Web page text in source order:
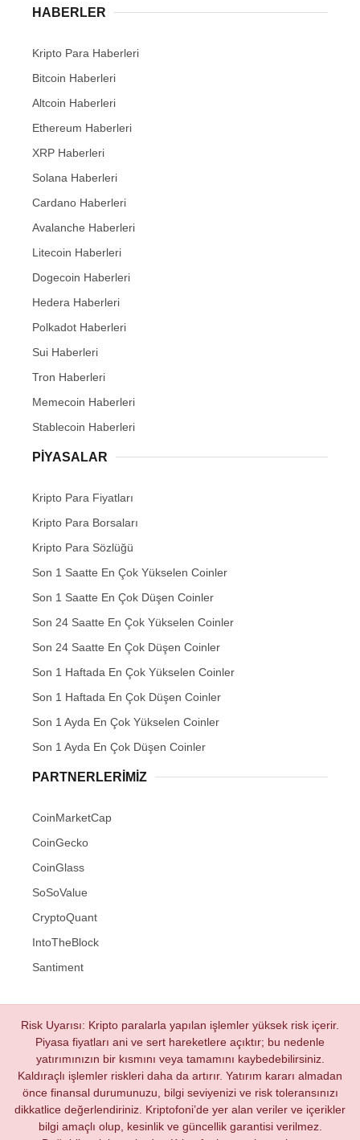
HABERLER
Kripto Para Haberleri
Bitcoin Haberleri
Altcoin Haberleri
Ethereum Haberleri
XRP Haberleri
Solana Haberleri
Cardano Haberleri
Avalanche Haberleri
Litecoin Haberleri
Dogecoin Haberleri
Hedera Haberleri
Polkadot Haberleri
Sui Haberleri
Tron Haberleri
Memecoin Haberleri
Stablecoin Haberleri
PIYASALAR
Kripto Para Fiyatları
Kripto Para Borsaları
Kripto Para Sözlüğü
Son 1 Saatte En Çok Yükselen Coinler
Son 1 Saatte En Çok Düşen Coinler
Son 24 Saatte En Çok Yükselen Coinler
Son 24 Saatte En Çok Düşen Coinler
Son 1 Haftada En Çok Yükselen Coinler
Son 1 Haftada En Çok Düşen Coinler
Son 1 Ayda En Çok Yükselen Coinler
Son 1 Ayda En Çok Düşen Coinler
PARTNERLERIMIZ
CoinMarketCap
CoinGecko
CoinGlass
SoSoValue
CryptoQuant
IntoTheBlock
Santiment
Risk Uyarısı: Kripto paralarla yapılan işlemler yüksek risk içerir.
Piyasa fiyatları ani ve sert hareketlere açıktır; bu nedenle
yatırımınızın bir kısmını veya tamamını kaybedebilirsiniz.
Kaldıraçlı işlemler riskleri daha da artırır. Yatırım kararı almadan
önce finansal durumunuzu, bilgi seviyenizi ve risk toleransınızı
dikkatlice değerlendiriniz. Kriptofoni’de yer alan veriler ve içerikler
bilgi amaçlı olup, kesinlik ve güncellik garantisi verilmez.